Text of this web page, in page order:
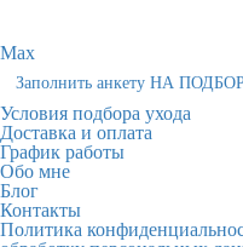
Max
Заполнить анкету НА
Условия подбора ухода
Доставка и оплата
График работы
Обо мне
Блог
Контакты
Политика